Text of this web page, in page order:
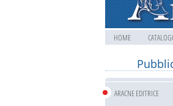
HOME
ARACNE EDITRICE